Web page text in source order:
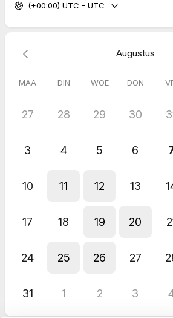
(+00:00) UTC - UTC
Augustus
MAA DIN WOE DON
27 28 29 30
3 4 5 6
10 11 12 13
17 18 19 20
24 25 26 27
31 1 2 3